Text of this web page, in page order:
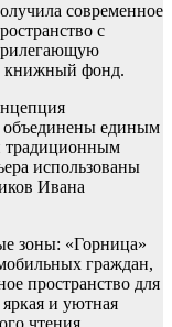
современное
с
книжный фонд.
объединены единым
традиционным
использованы
Ивана
зоны: «Горница»
граждан,
пространство для
и уютная
чтения,